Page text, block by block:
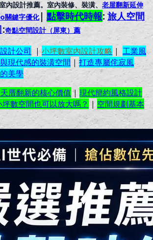
內設計推薦。室內裝修、裝潢、 老屋翻新延伸
關鍵字優化| 點擊時代時報: 旅人空間
:奇點空間設計（屏東）薦
計公司 |小坪數室內設計攻略 | 工業風
現代感的裝潢空間| 打造專屬侘寂風
美學
厝翻新的核心價值| 現代簡約風格設計
坪數空間也可以放大嗎？| 空間規劃基本